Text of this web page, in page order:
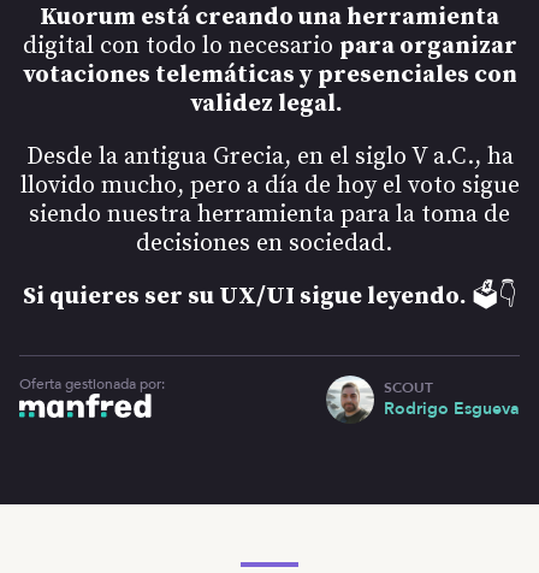
Kuorum está creando una herramienta
digital con todo lo necesario para organizar
votaciones telemáticas y presenciales con
validez legal.
Desde la antigua Grecia, en el siglo V a.C., ha
llovido mucho, pero a día de hoy el voto sigue
siendo nuestra herramienta para la toma de
decisiones en sociedad.
Si quieres ser su UX/UI sigue leyendo. 🗳👇
Oferta gestionada por: SCOUT
Rodrigo Esgueva